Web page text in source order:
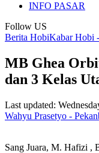
INFO PASAR
Follow US
Berita HobiKabar Hobi
MB Ghea
dan 3 Kelas
Last updated:
Wahyu Prasetyo -
Sang Juara, M. Hafizi ,